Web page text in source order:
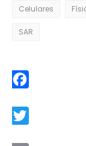
Celulares
SAR